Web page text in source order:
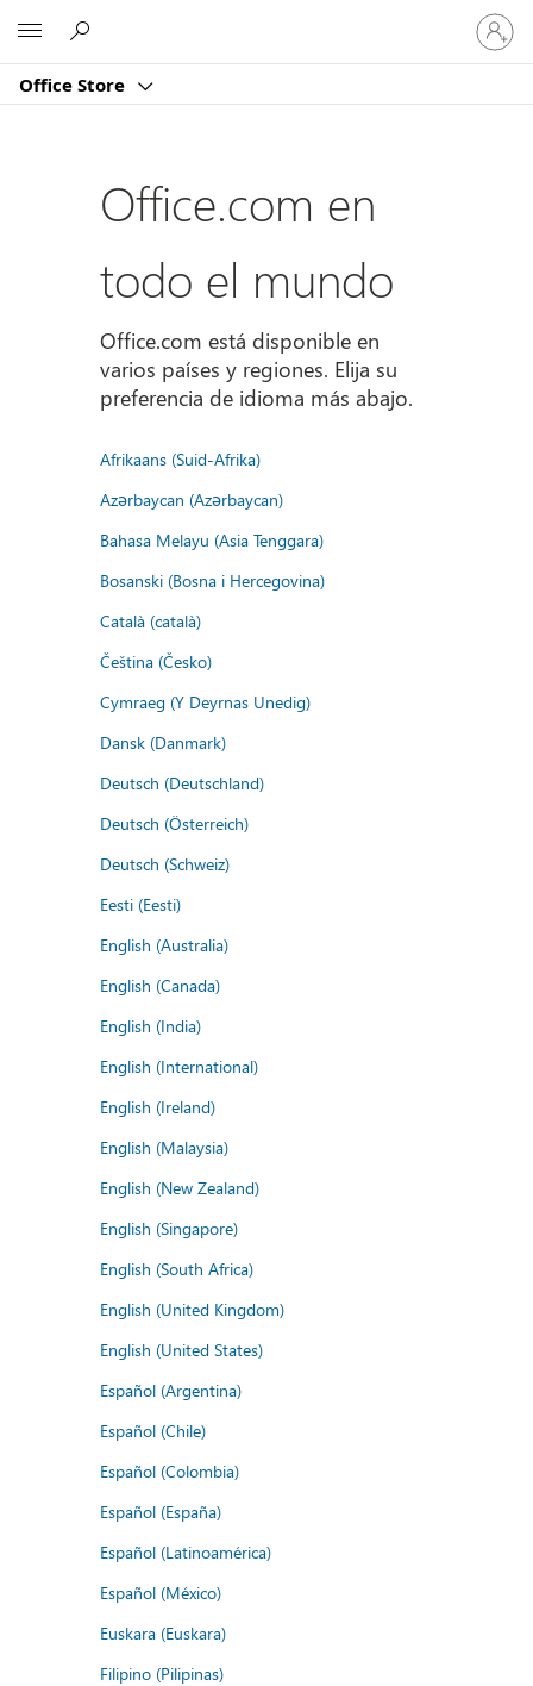
Office Store
Iniciar
sesión
en
cuenta
Office.com en
todo el mundo
Office.com está disponible en
varios países y regiones. Elija su
preferencia de idioma más abajo.
Afrikaans (Suid-Afrika)
Azərbaycan (Azərbaycan)
Bahasa Melayu (Asia Tenggara)
Bosanski (Bosna i Hercegovina)
Català (català)
Čeština (Česko)
Cymraeg (Y Deyrnas Unedig)
Dansk (Danmark)
Deutsch (Deutschland)
Deutsch (Österreich)
Deutsch (Schweiz)
Eesti (Eesti)
English (Australia)
English (Canada)
English (India)
English (International)
English (Ireland)
English (Malaysia)
English (New Zealand)
English (Singapore)
English (South Africa)
English (United Kingdom)
English (United States)
Español (Argentina)
Español (Chile)
Español (Colombia)
Español (España)
Español (Latinoamérica)
Español (México)
Euskara (Euskara)
Filipino (Pilipinas)